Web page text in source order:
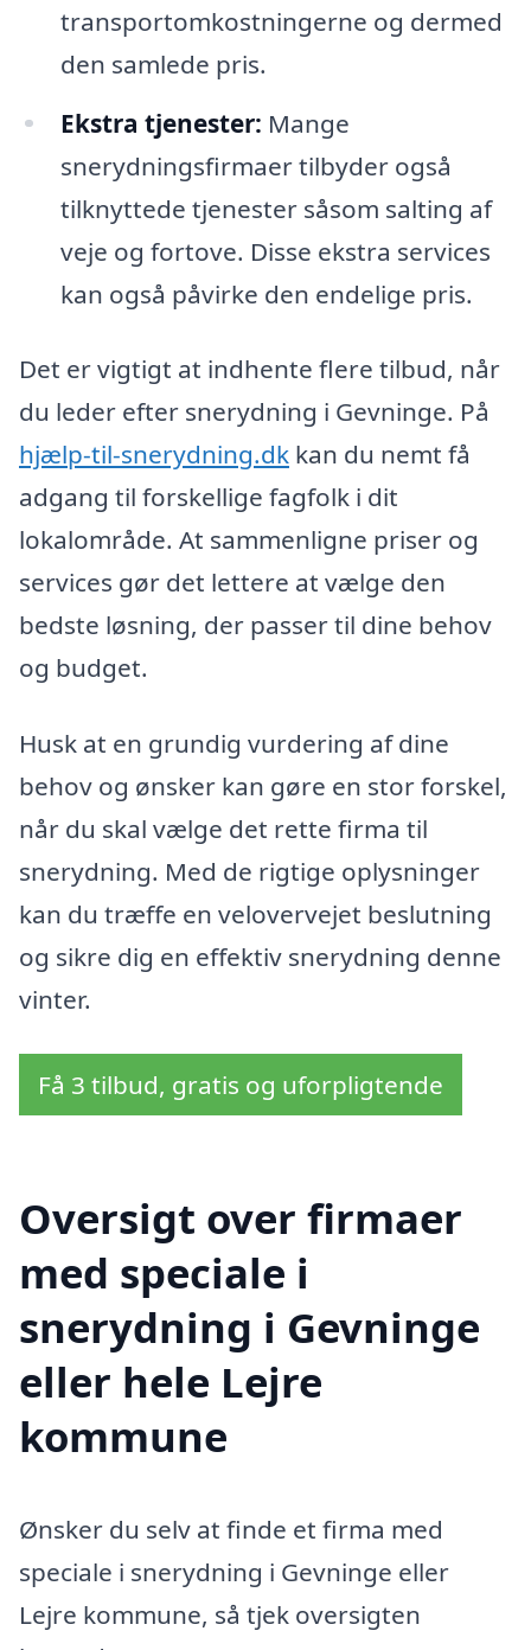
transportomkostningerne og dermed
den samlede pris.
Ekstra tjenester: Mange
snerydningsfirmaer tilbyder også
tilknyttede tjenester såsom salting af
veje og fortove. Disse ekstra services
kan også påvirke den endelige pris.
Det er vigtigt at indhente flere tilbud, når
du leder efter snerydning i Gevninge. På
hjælp-til-snerydning.dk kan du nemt få
adgang til forskellige fagfolk i dit
lokalområde. At sammenligne priser og
services gør det lettere at vælge den
bedste løsning, der passer til dine behov
og budget.
Husk at en grundig vurdering af dine
behov og ønsker kan gøre en stor forskel,
når du skal vælge det rette firma til
snerydning. Med de rigtige oplysninger
kan du træffe en velovervejet beslutning
og sikre dig en effektiv snerydning denne
vinter.
Få 3 tilbud, gratis og uforpligtende
Oversigt over firmaer
med speciale i
snerydning i Gevninge
eller hele Lejre
kommune
Ønsker du selv at finde et firma med
speciale i snerydning i Gevninge eller
Lejre kommune, så tjek oversigten